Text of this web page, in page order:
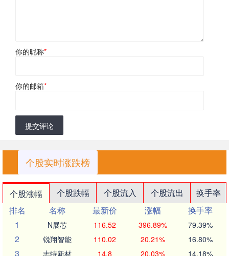
你的昵称*
你的邮箱*
提交评论
个股实时涨跌榜
个股涨幅 个股跌幅 个股流入 个股流出
换手率
排名
名称 最新价 涨幅
换手率
1
N展芯 116.52 396.89% 79.39%
2 锐翔智能 110.02 20.21% 16.80%
3 志特新材 14.8 20.03% 14.18%